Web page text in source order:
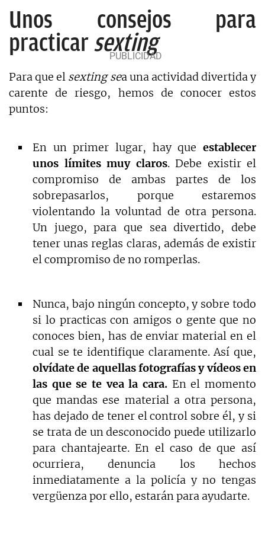
Unos consejos para
practicarsexting
Para que el sexting sea una actividad divertida y
carente de riesgo, hemos de conocer estos
puntos:
En un primer lugar, hay que establecer
unos límites muy claros. Debe existir el
compromiso de ambas partes de los
sobrepasarlos, porque estaremos
violentando la voluntad de otra persona.
Un juego, para que sea divertido, debe
tener unas reglas claras, además de existir
el compromiso de no romperlas.
Nunca, bajo ningún concepto, y sobre todo
si lo practicas con amigos o gente que no
conoces bien, has de enviar material en el
cual se te identifique claramente. Así que,
olvídate de aquellas fotografías y vídeos en
las que se te vea la cara. En el momento
que mandas ese material a otra persona,
has dejado de tener el control sobre él, y si
se trata de un desconocido puede utilizarlo
para chantajearte. En el caso de que así
ocurriera, denuncia los hechos
inmediatamente a la policía y no tengas
vergüenza por ello, estarán para ayudarte.